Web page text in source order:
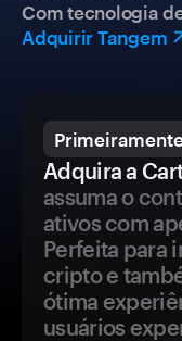
Com tecnologia
Adquirir Tangem
Adquira a
assuma o
ativos com
Perfeita para
cripto e
ótima
usuários